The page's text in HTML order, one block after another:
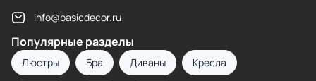
info@basicdecor.ru
Популярные разделы
Люстры Бра Диваны Кресла